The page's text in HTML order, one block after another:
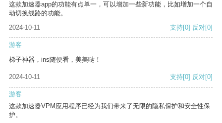
这款加速器app的功能有点单一，可以增加一些新功能，比如增加一个自
动切换线路的功能。
2024-10-11
支持[0] 反对[0]
游客
梯子神器，ins随便看，美美哒！
2024-10-11 支持[0] 反对[0]
游客
这款加速器VPM应用程序已经为我们带来了无限的隐私保护和安全性保
护。